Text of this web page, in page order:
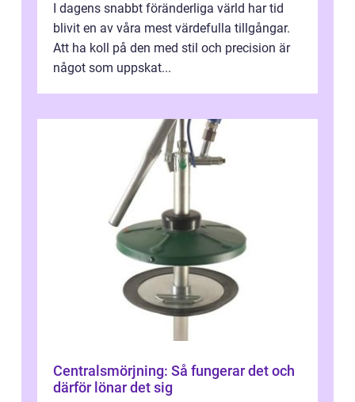
I dagens snabbt föränderliga värld har tid
blivit en av våra mest värdefulla tillgångar.
Att ha koll på den med stil och precision är
något som uppskat...
Centralsmörjning: Så fungerar det och
därför lönar det sig